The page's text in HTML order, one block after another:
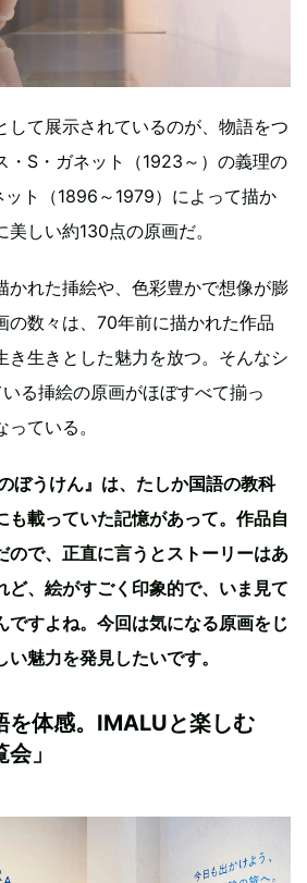
して展示されているのが、物語をつ
・S・ガネット（1923～）の義理の
ト（1896～1979）によって描か
しい約130点の原画だ。
かれた挿絵や、色彩豊かで想像が膨
の数々は、70年前に描かれた作品
き生きとした魅力を放つ。そんなシ
る挿絵の原画がほぼすべて揃っ
ている。
ぼうけん』は、たしか国語の教科
も載っていた記憶があって。作品自
ので、正直に言うとストーリーはあ
ど、絵がすごく印象的で、いま見て
ですよね。今回は気になる原画をじ
魅力を発見したいです。
を体感。IMALUと楽しむ
」